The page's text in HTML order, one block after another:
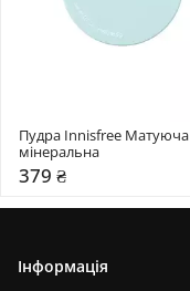
Пудра Innisfree Матуюча
мінеральна
379 ₴
Інформація